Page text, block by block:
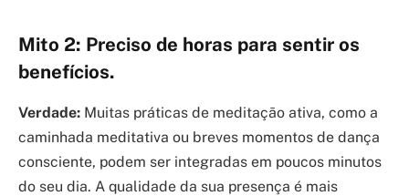
Mito 2: Preciso de horas para sentir os
benefícios.
Verdade: Muitas práticas de meditação ativa, como a
caminhada meditativa ou breves momentos de dança
consciente, podem ser integradas em poucos minutos
do seu dia. A qualidade da sua presença é mais